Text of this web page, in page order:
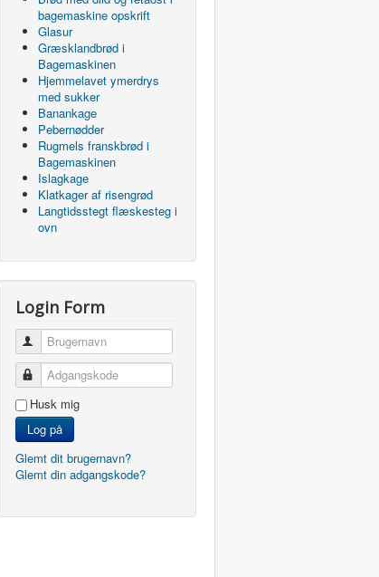
bagemaskine opskrift
Glasur
Græsklandbrød i
Bagemaskinen
Hjemmelavet ymerdrys
med sukker
Banankage
Pebernødder
Rugmels franskbrød i
Bagemaskinen
Islagkage
Klatkager af risengrød
Langtidsstegt flæskesteg i
ovn
Login Form
Brugernavn
Adgangskode
Husk mig
Log på
Glemt dit brugernavn?
Glemt din adgangskode?